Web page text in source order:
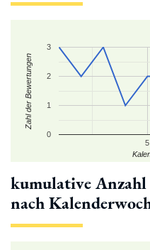
5
0
1
2
3
Zahl der Bewertungen
kumulative
nach